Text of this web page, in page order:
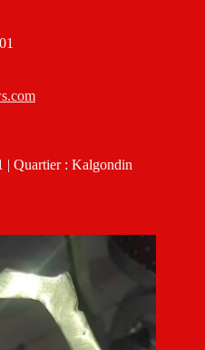
| Quartier : Kalgondin